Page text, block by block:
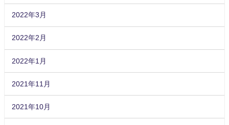
2022年3月
2022年2月
2022年1月
2021年11月
2021年10月